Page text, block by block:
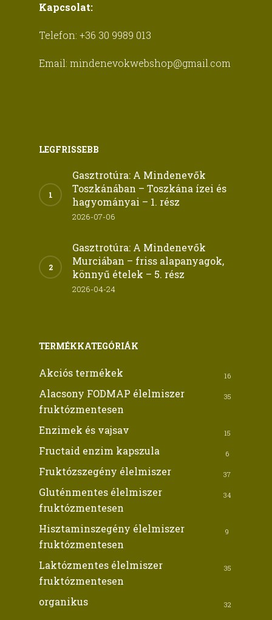
Kapcsolat:
Telefon: +36 30 9989 013
Email: mindenevokwebshop@gmail.com
LEGFRISSEBB
Gasztrotúra: A Mindenevők
Toszkánában – Toszkána ízei és
hagyományai – 1. rész
2026-07-06
Gasztrotúra: A Mindenevők
Murciában – friss alapanyagok,
könnyű ételek – 5. rész
2026-04-24
TERMÉKKATEGÓRIÁK
Akciós termékek 16
Alacsony FODMAP élelmiszer
fruktózmentesen
35
Enzimek és vajsav 15
Fructaid enzim kapszula 6
Fruktózszegény élelmiszer 37
Gluténmentes élelmiszer
fruktózmentesen
34
Hisztaminszegény élelmiszer
fruktózmentesen
9
Laktózmentes élelmiszer
fruktózmentesen
35
organikus 32